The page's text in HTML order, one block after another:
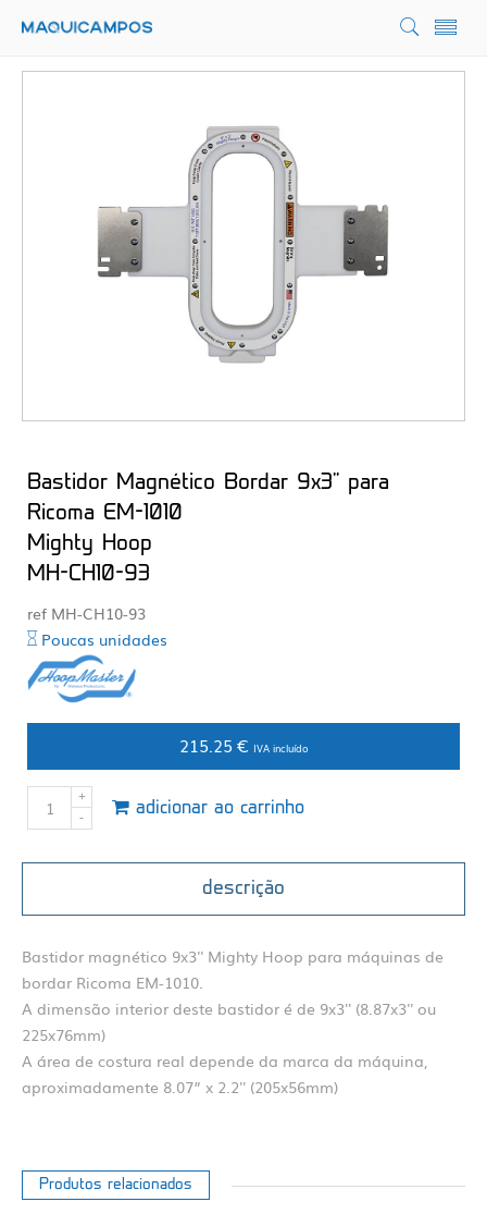
Bastidor Magnético Bordar 9x3'' para
Ricoma EM-1010
Mighty Hoop
MH-CH10-93
ref MH-CH10-93
Poucas unidades
215.25 € IVA incluído
adicionar ao carrinho
descrição
Bastidor magnético 9x3'' Mighty Hoop para máquinas de
bordar Ricoma EM-1010.
A dimensão interior deste bastidor é de 9x3'' (8.87x3'' ou
225x76mm)
A área de costura real depende da marca da máquina,
aproximadamente 8.07” x 2.2'' (205x56mm)
Produtos relacionados